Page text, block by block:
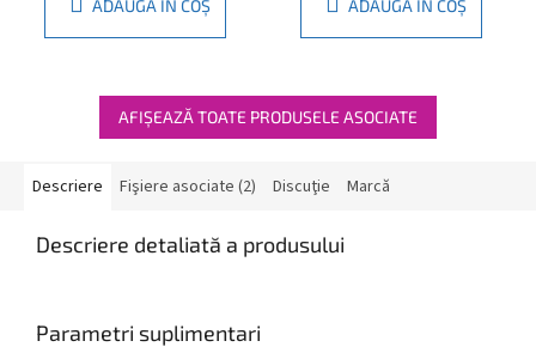
ADAUGĂ ÎN COŞ ADAUGĂ ÎN COŞ
AFIŞEAZĂ TOATE PRODUSELE ASOCIATE
Descriere Fişiere asociate (2) Discuţie Marcă
Descriere detaliată a produsului
Parametri suplimentari